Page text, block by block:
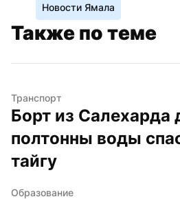
Новости Ямала
Также по теме
Транспорт
Борт из Салехарда
полтонны воды
тайгу
Образование